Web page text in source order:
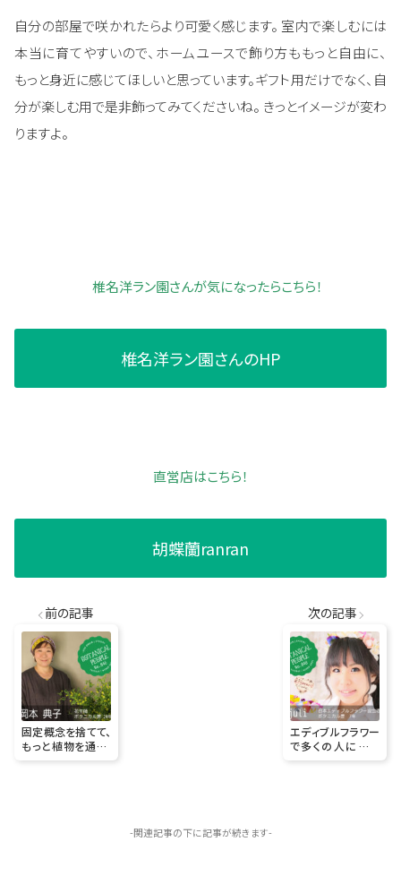
自分の部屋で咲かれたらより可愛く感じます。 室内で楽しむには
本当に育てやすいので、ホームユースで飾り方ももっと自由に、
もっと身近に感じてほしいと思っています。ギフト用だけでなく、自
分が楽しむ用で是非飾ってみてくださいね。 きっとイメージが変わ
りますよ。
椎名洋ラン園さんが気になったらこちら！
椎名洋ラン園さんのHP
直営店はこちら！
胡蝶蘭ranran
前の記事
固定概念を捨てて、
もっと植物を通し、
様々な表現をして
次の記事
エディブルフラワー
で多くの人に小さ
な幸せを広げてい
-関連記事の下に記事が続きます-